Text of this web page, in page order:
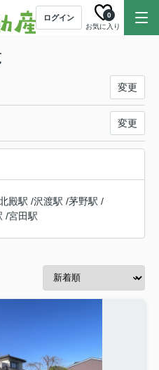
ログイン
お気に入り
0
変更
変更
殿駅 /沢渡駅 /茅野駅 /
/宮田駅